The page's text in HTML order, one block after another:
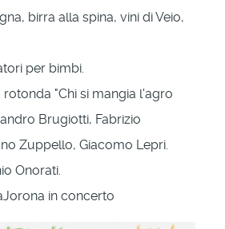
birra alla spina, vini di Veio,
per bimbi.
rotonda "Chi si mangia l'agro
Brugiotti, Fabrizio
Zuppello, Giacomo Lepri.
Onorati.
in concerto